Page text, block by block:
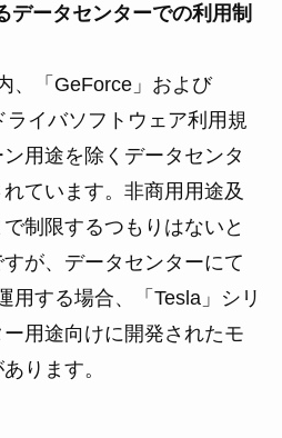
データセンターでの利用制
、「GeForce」および
ライバソフトウェア利用規
用途を除くデータセンタ
ています。非商用用途及
制限するつもりはないと
が、データセンターにて
用する場合、「Tesla」シリ
用途向けに開発されたモ
ります。